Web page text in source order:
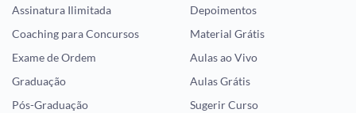
Assinatura Ilimitada
Coaching para Concursos
Exame de Ordem
Graduação
Pós-Graduação
Depoimentos
Material Grátis
Aulas ao Vivo
Aulas Grátis
Sugerir Curso